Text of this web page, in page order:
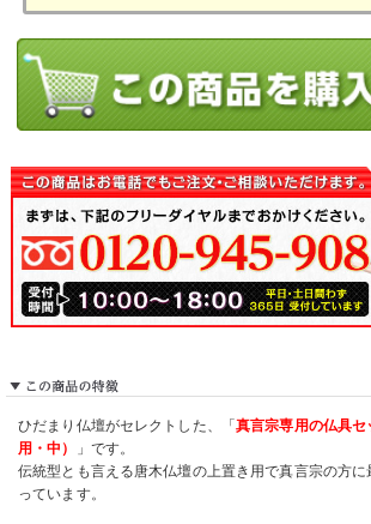
ひだまり仏壇がセレクトした、「真言宗専用の仏具
用・中）
」です。
伝統型とも言える唐木仏壇の上置き用で真言宗の方に
っています。